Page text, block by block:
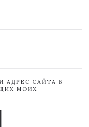
АДРЕС САЙТА В
МОИХ